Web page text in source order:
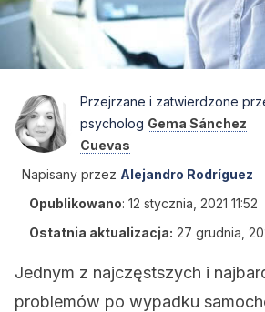
Przejrzane i zatwierdzone
psycholog Gema Sánchez
Cuevas
Napisany przez Alejandro Rodríguez
Opublikowano: 12 stycznia, 2021 11:52
Ostatnia aktualizacja: 27 grudnia,
Jednym z najczęstszych i
problemów po wypadku